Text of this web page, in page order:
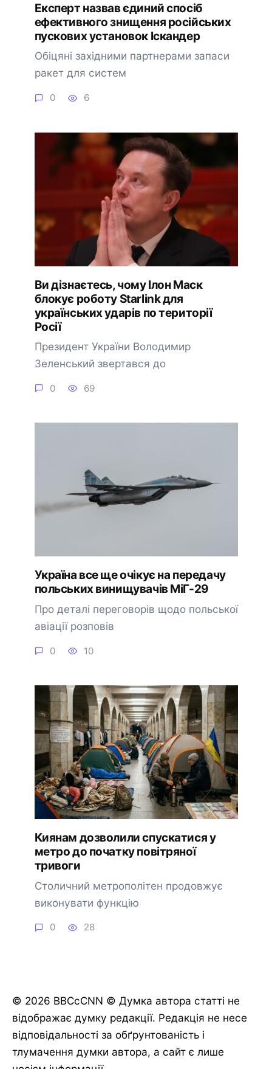
Експерт назвав єдиний спосіб
ефективного знищення російських
пускових установок Іскандер
Обіцяні західними партнерами запаси
ракет для систем
0 6
Ви дізнаєтесь, чому Ілон Маск
блокує роботу Starlink для
українських ударів по території
Росії
Президент України Володимир
Зеленський звертався до
0 69
Україна все ще очікує на передачу
польських винищувачів МіГ-29
Про деталі переговорів щодо польської
авіації розповів
0 10
Киянам дозволили спускатися у
метро до початку повітряної
тривоги
Столичний метрополітен продовжує
виконувати функцію
0 28
© 2026 BBCcCNN © Думка автора статті не
відображає думку редакції. Редакція не несе
відповідальності за обґрунтованість і
тлумачення думки автора, а сайт є лише